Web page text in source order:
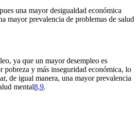
una mayor desigualdad económica
mayor prevalencia de problemas de salud
ya que un mayor desempleo es
pobreza y más inseguridad económica, lo
de igual manera, una mayor prevalencia
mental8,9.